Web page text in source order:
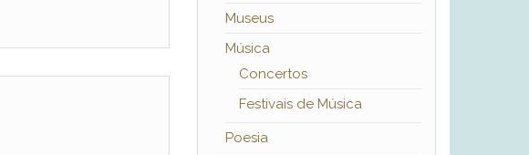
Museus
Música
Concertos
Festivais de Música
Poesia